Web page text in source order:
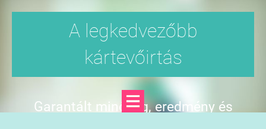
A legkedvezőbb
kártevőirtás
Garantált minőség, eredmény és